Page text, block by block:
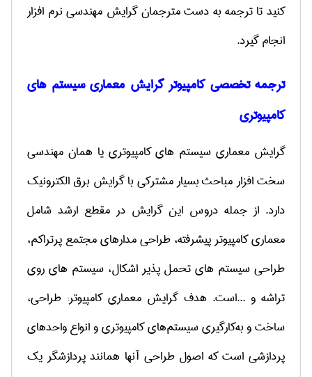
کنید تا ترجمه به دست مترجمان گرایش مهندسی نرم افزار
انجام گیرد.
ترجمه تخصصی کامپیوتر گرایش معماری سیستم های
کامپیوتری
گرایش معماری سیستم های کامپیوتری یا همان مهندسی
سخت افزار مباحث بسیار مشترکی با گرایش برق الکترونیک
دارد. از جمله دروس این گرایش در مقطع ارشد شامل
معماری کامپیوتر پیشرفته، طراحی مدارهای مجتمع پرتراکم،
طراحی سیستم های تحمل پذیر اشکال، سیستم های روی
تراشه و ...است. هدف گرایش معماری کامپیوتر: طراحی،
ساخت و به‌کارگیری سیستم‌های کامپیوتری و انواع واحدهای
پردازشی است که اصول طراحی آنها همانند پردازشگر یک